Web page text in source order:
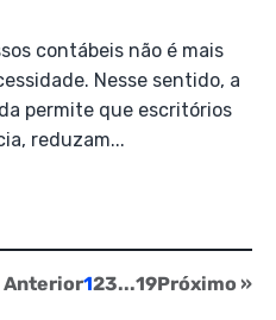
contábeis não é mais
Nesse sentido, a
permite que escritórios
reduzam...
Anterior123...19Próximo »